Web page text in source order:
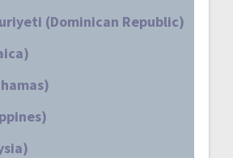
(Dominican Republic)